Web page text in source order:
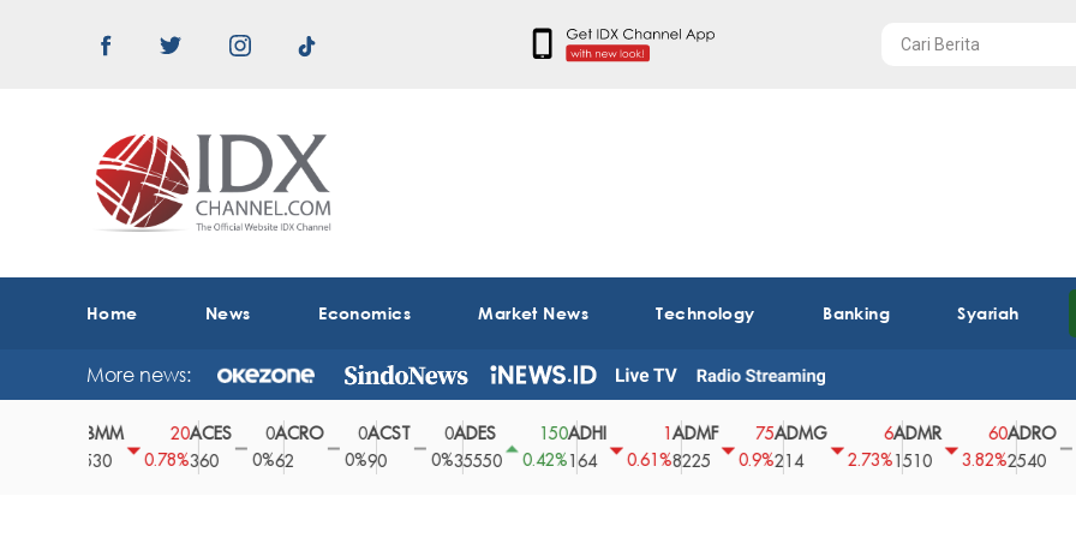
Home News Economics Market News Technology Banking Syariah
More news:
0.78%
ACES
360
0
0%
ACRO
0ACST
0
0%
ADES
35550
150
0.42%
ADHI
164
0.61%
ADMF
8225
75
0.9%
ADMG
214
2.73%
ADMR
1510
3.82%
ADRO
2540
0
0%